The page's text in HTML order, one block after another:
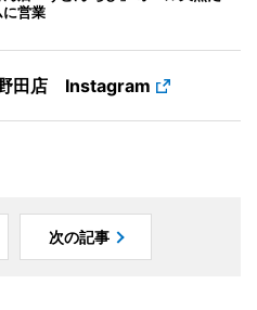
に営業
野田店 Instagram
次の記事